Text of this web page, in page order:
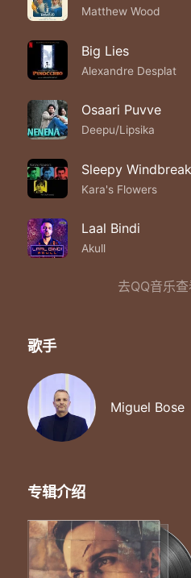
Matthew Wood
Big Lies
Alexandre Desplat
Osaari Puvve
Deepu/Lipsika
Sleepy
Kara's Flowers
Laal Bindi
Akull
去QQ音乐
歌手
Miguel Bose
专辑介绍